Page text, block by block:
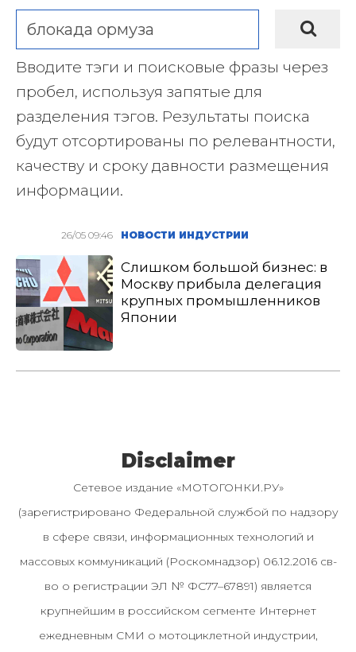
Вводите тэги и поисковые фразы через
пробел, используя запятые для
разделения тэгов. Результаты поиска
будут отсортированы по релевантности,
качеству и сроку давности размещения
информации.
26/05 09:46 НОВОСТИ ИНДУСТРИИ
Слишком большой бизнес: в
Москву прибыла делегация
крупных промышленников
Японии
Disclaimer
Сетевое издание «МОТОГОНКИ.РУ»
(зарегистрировано Федеральной службой по надзору
в сфере связи, информационных технологий и
массовых коммуникаций (Роскомнадзор) 06.12.2016 св-
во о регистрации ЭЛ № ФС77–67891) является
крупнейшим в российском сегменте Интернет
ежедневным СМИ о мотоциклетной индустрии,